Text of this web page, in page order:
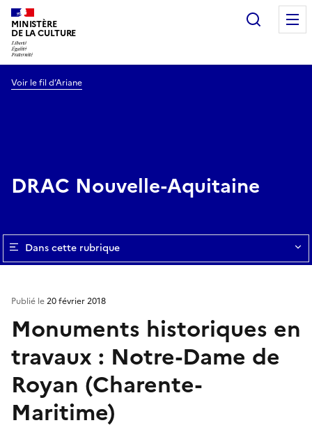
MINISTÈRE
DE LA CULTURE
Voir le fil d’Ariane
DRAC Nouvelle-Aquitaine
Dans cette rubrique
Monuments historiques en
travaux : Notre-Dame de
Royan (Charente-
Maritime)
Publié le20 février 2018